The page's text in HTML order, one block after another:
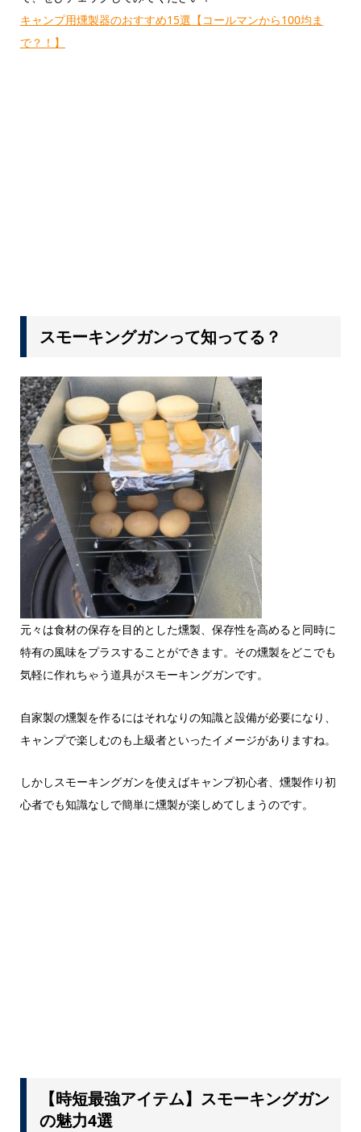
キャンプ用燻製器のおすすめ15選【コールマンから100均ま
で？！】
スモーキングガンって知ってる？
元々は食材の保存を目的とした燻製、保存性を高めると同時に
特有の風味をプラスすることができます。その燻製をどこでも
気軽に作れちゃう道具がスモーキングガンです。
自家製の燻製を作るにはそれなりの知識と設備が必要になり、
キャンプで楽しむのも上級者といったイメージがありますね。
しかしスモーキングガンを使えばキャンプ初心者、燻製作り初
心者でも知識なしで簡単に燻製が楽しめてしまうのです。
【時短最強アイテム】スモーキングガン
の魅力4選